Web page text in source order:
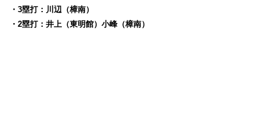
・3塁打：川辺（樟南）
・2塁打：井上（東明館）小峰（樟南）